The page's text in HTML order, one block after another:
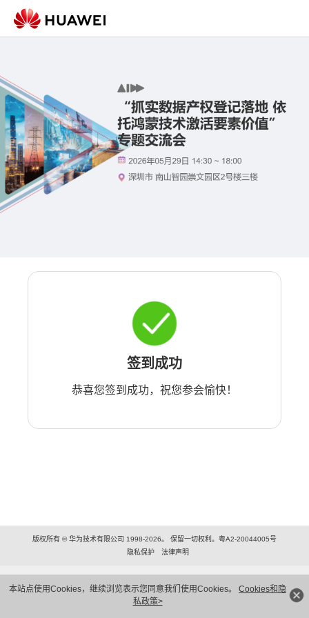
本站点使用Cookies，继续浏览表示您同意我们使用Cookies。 Cookies和隐
私政策>
签到成功
恭喜您签到成功，祝您参会愉快！
版权所有 © 华为技术有限公司 1998-2026。 保留一切权利。粤A2-20044005号
隐私保护
法律声明